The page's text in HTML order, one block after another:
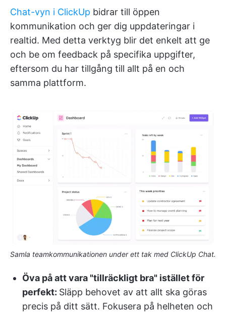
Chat-vyn i ClickUp bidrar till öppen
kommunikation och ger dig uppdateringar i
realtid. Med detta verktyg blir det enkelt att ge
och be om feedback på specifika uppgifter,
eftersom du har tillgång till allt på en och
samma plattform.
Samla teamkommunikationen under ett tak med ClickUp Chat.
Öva på att vara "tillräckligt bra" istället för
perfekt: Släpp behovet av att allt ska göras
precis på ditt sätt. Fokusera på helheten och